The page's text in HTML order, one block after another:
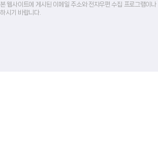
본 웹사이트에 게시된 이메일 주소와 전자우편 수집 프로그램이
하시기 바랍니다.